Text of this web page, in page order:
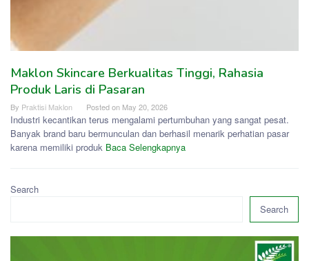
Maklon Skincare Berkualitas Tinggi, Rahasia
Produk Laris di Pasaran
By Praktisi Maklon Posted on May 20, 2026
Industri kecantikan terus mengalami pertumbuhan yang sangat pesat.
Banyak brand baru bermunculan dan berhasil menarik perhatian pasar
karena memiliki produk Baca Selengkapnya
Search
Search